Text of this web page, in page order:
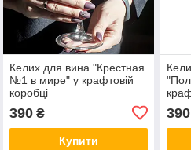
Келих для вина "Крестная
№1 в мире" у крафтовій
коробці
390₴
Купити
390